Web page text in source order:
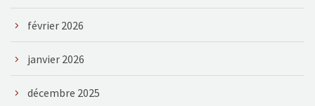
février 2026
janvier 2026
décembre 2025